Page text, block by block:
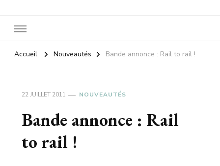
Accueil Nouveautés Bande annonce : Rail to rail !
22 JUILLET 2011 NOUVEAUTÉS
Bande annonce : Rail
to rail !